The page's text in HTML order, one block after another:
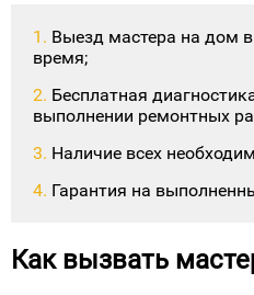
Выезд мастера на дом
время;
Бесплатная
выполнении ремонтных
Наличие всех
Гарантия на
Как вызвать